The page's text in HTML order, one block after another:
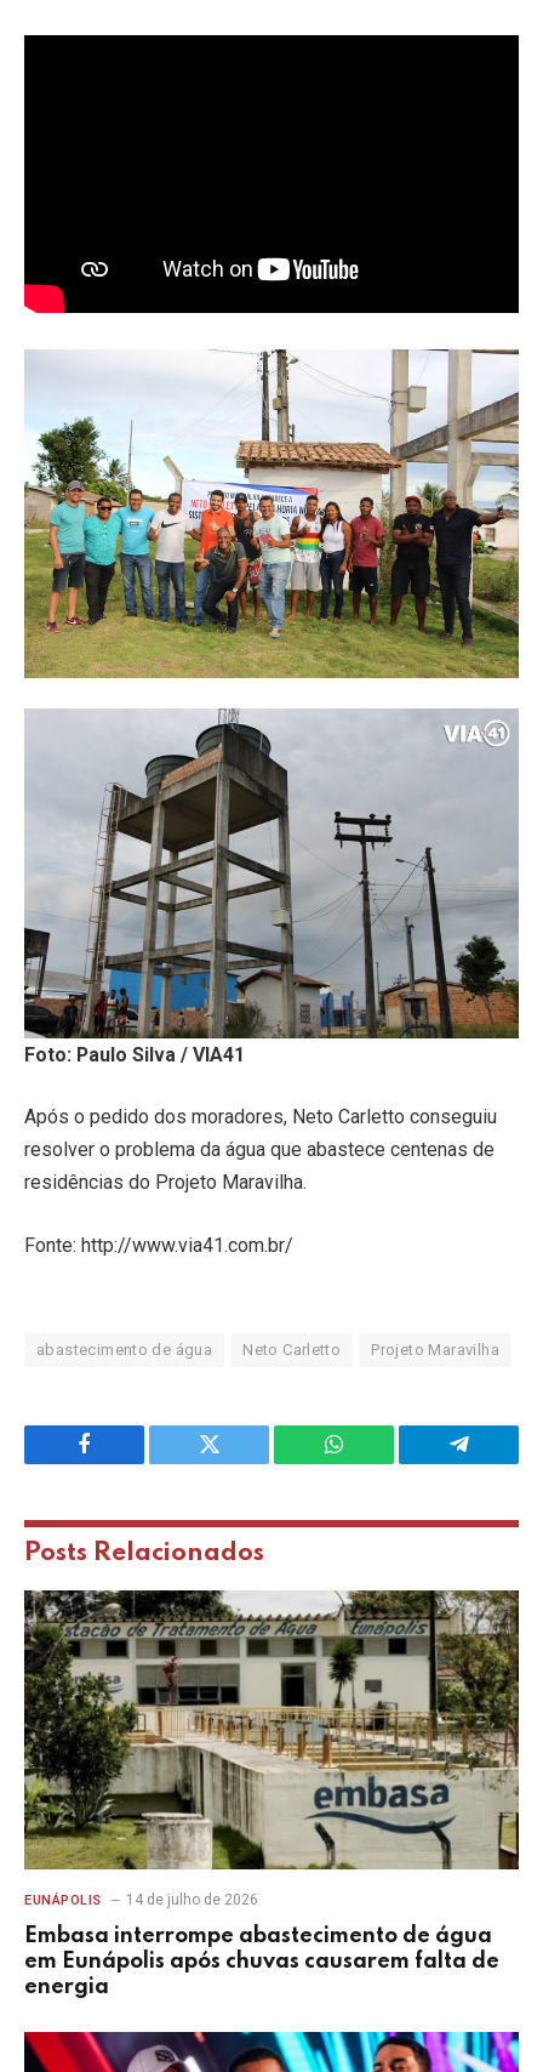
Foto: Paulo Silva / VIA41
Após o pedido dos moradores, Neto Carletto conseguiu
resolver o problema da água que abastece centenas de
residências do Projeto Maravilha.
Fonte: http://www.via41.com.br/
abastecimento de água Neto Carletto Projeto Maravilha
Facebook Twitter WhatsApp Telegram
Posts Relacionados
EUNÁPOLIS 14 de julho de 2026
Embasa interrompe abastecimento de água
em Eunápolis após chuvas causarem falta de
energia